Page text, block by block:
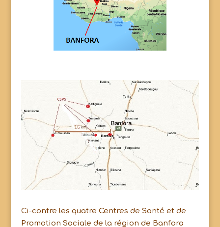
Ci-contre les quatre Centres de Santé et de
Promotion Sociale de la région de Banfora